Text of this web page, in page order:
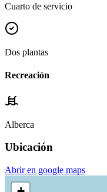
Cuarto de servicio
Dos plantas
Recreación
Alberca
Ubicación
Abrir en google maps